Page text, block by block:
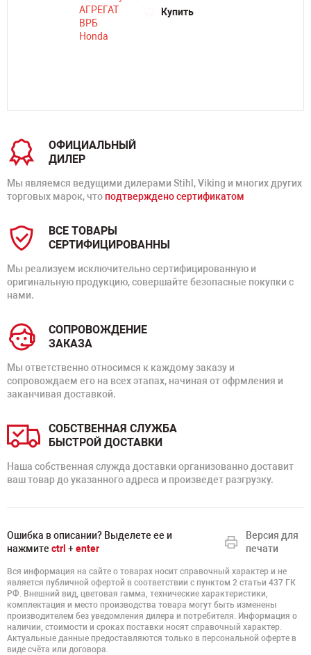
Купить
ОФИЦИАЛЬНЫЙ
ДИЛЕР
Мы являемся ведущими дилерами Stihl, Viking и многих других
торговых марок, что подтверждено сертификатом
ВСЕ ТОВАРЫ
СЕРТИФИЦИРОВАННЫ
Мы реализуем исключительно сертифицированную и
оригинальную продукцию, совершайте безопасные покупки с
нами.
СОПРОВОЖДЕНИЕ
ЗАКАЗА
Мы ответственно относимся к каждому заказу и
сопровождаем его на всех этапах, начиная от офрмления и
заканчивая доставкой.
СОБСТВЕННАЯ СЛУЖБА
БЫСТРОЙ ДОСТАВКИ
Наша собственная служда доставки организованно доставит
ваш товар до указанного адреса и произведет разгрузку.
Ошибка в описании? Выделете ее и
нажмите ctrl +enter
Версия для
печати
Вся информация на сайте о товарах носит справочный характер и не
является публичной офертой в соответствии с пунктом 2 статьи 437 ГК
РФ. Внешний вид, цветовая гамма, технические характеристики,
комплектация и место производства товара могут быть изменены
производителем без уведомления дилера и потребителя. Информация о
наличии, стоимости и сроках поставки носят справочный характер.
Актуальные данные предоставляются только в персональной оферте в
виде счёта или договора.